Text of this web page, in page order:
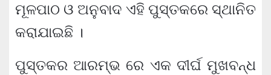
ମୂଳପାଠ ଓ ଅନୁବାଦ ଏହି ପୁସ୍ତକରେ ସ୍ଥାନିତ
କରାଯାଇଛି ।
ପୁସ୍ତକର ଆରମ୍ଭ ରେ ଏକ ଦୀର୍ଘ ମୁଖବନ୍ଧ